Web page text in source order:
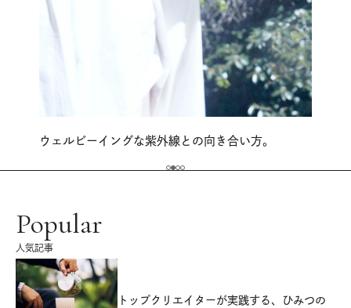
ウェルビーイングな紫外線との向き合い方。
Popular
人気記事
トップクリエイターが実践する、ひみつの